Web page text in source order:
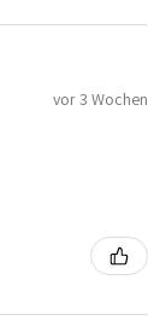
vor 3 Wochen